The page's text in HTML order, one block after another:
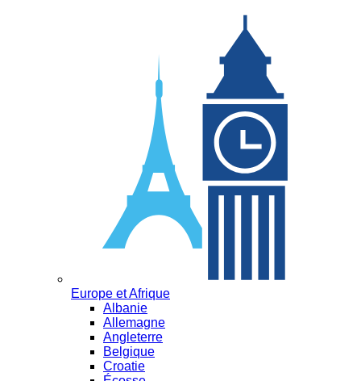
Europe et Afrique
Albanie
Allemagne
Angleterre
Belgique
Croatie